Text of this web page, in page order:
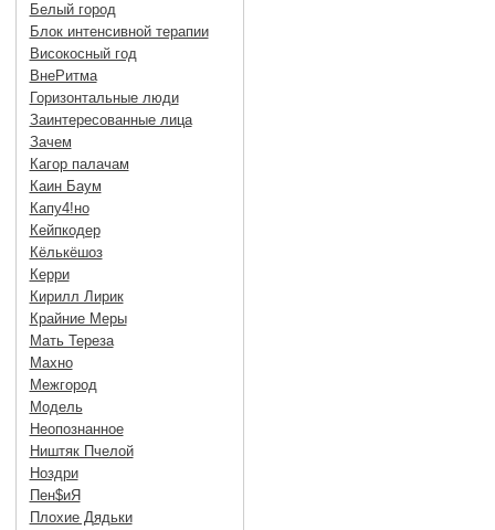
Белый город
Блок интенсивной терапии
Високосный год
ВнеРитма
Горизонтальные люди
Заинтересованные лица
Зачем
Кагор палачам
Каин Баум
Капу4!но
Кейпкодер
Кёлькёшоз
Керри
Кирилл Лирик
Крайние Меры
Мать Тереза
Махно
Межгород
Модель
Неопознанное
Ништяк Пчелой
Ноздри
Пен$иЯ
Плохие Дядьки